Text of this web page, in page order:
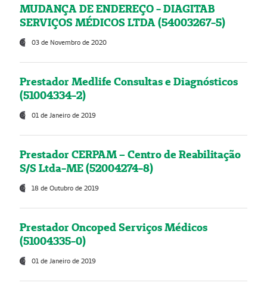
MUDANÇA DE ENDEREÇO - DIAGITAB
SERVIÇOS MÉDICOS LTDA (54003267-5)
03 de Novembro de 2020
Prestador Medlife Consultas e Diagnósticos
(51004334-2)
01 de Janeiro de 2019
Prestador CERPAM – Centro de Reabilitação
S/S Ltda-ME (52004274-8)
18 de Outubro de 2019
Prestador Oncoped Serviços Médicos
(51004335-0)
01 de Janeiro de 2019